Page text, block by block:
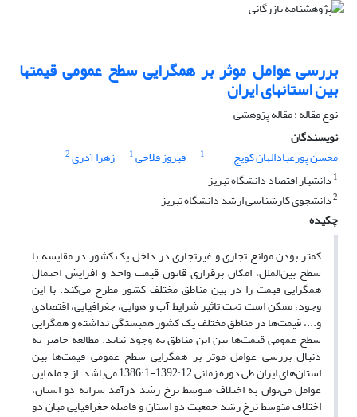
بررسی عوامل موثر بر همگرایی سطح عمومی قیمتها
بین استانهای ایران
نوع مقاله : مقاله پژوهشی
نویسندگان
محسن پورعبادالهان کویچ
1 فیروز فلاحی1 زهرا آذری2
1 دانشیار اقتصاد دانشگاه تبریز
2دانشجوی کارشناسی ارشد دانشگاه تبریز
چکیده
کمتر بودن موانع تجاری و غیرتجاری در داخل یک کشور در مقایسه با
سطح بین‌الملل، امکان برقراری قانون قیمت واحد و افزایش احتمال
همگرایی قیمت را در بین مناطق مختلف کشور مطرح می‌کند. با این
وجود، ممکن است تحت تاثیر شرایط آب و هوایی، جغرافیایی، اقتصادی
و...، قیمت‌ها در مناطق مختلف یک کشور همبستگی نداشته و همگرایی
سطح عمومی قیمت‌ها بین این مناطق به وجود نیاید. مطالعه حاضر به
دنبال بررسی عوامل موثر بر همگرایی سطح عمومی قیمت‌ها بین
استان‌های ایران طی دوره زمانی 1392:12-1386:1 می‌باشد. از جمله این
عوامل می‌توان به اختلاف متوسط نرخ رشد درآمد سرانه دو استان،
اختلاف متوسط نرخ رشد جمعیت دو استان و فاصله جغرافیایی میان دو